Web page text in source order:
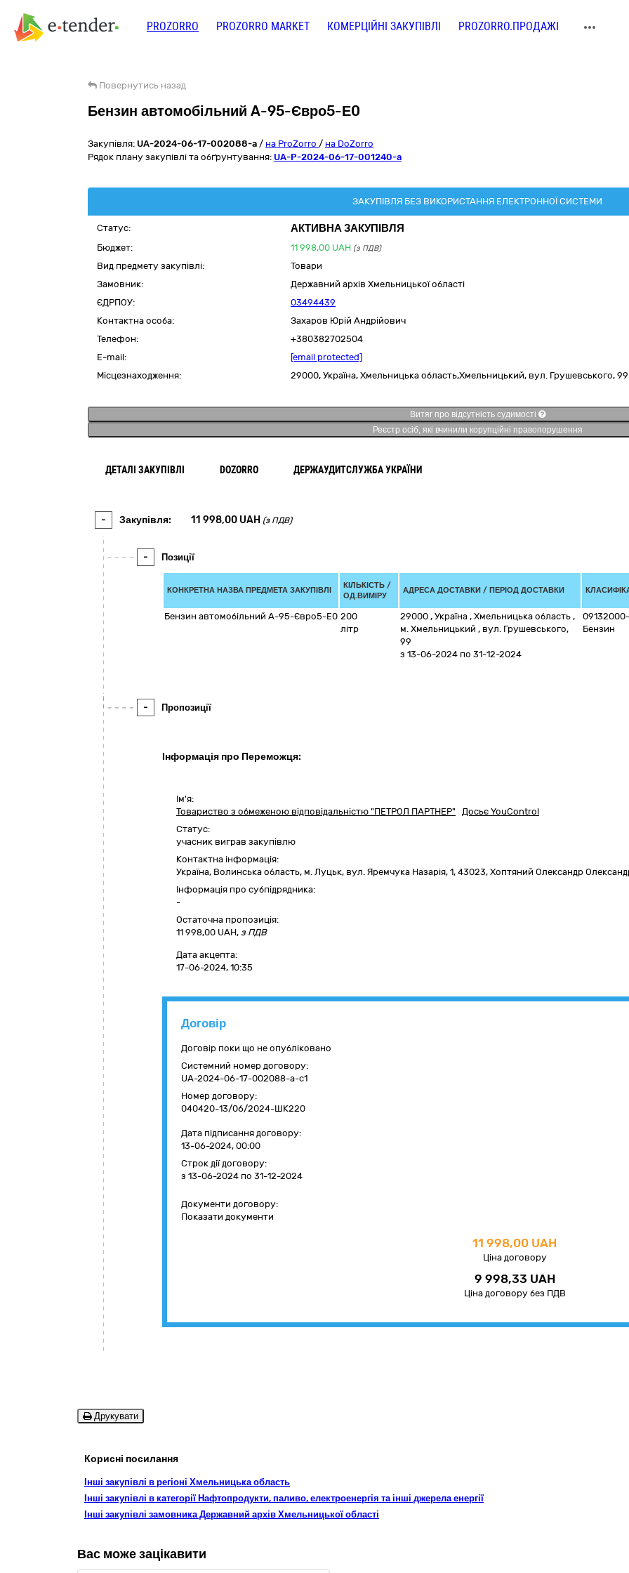
PROZORRO PROZORRO MARKET КОМЕРЦІЙНІ ЗАКУПІВЛІ PROZORRO.ПРОДАЖІ
Повернутись назад
Бензин автомобільний A-95-Євро5-Е0
Закупівля: UA-2024-06-17-002088-a / на ProZorro / на DoZorro
Рядок плану закупівлі та обґрунтування: UA-P-2024-06-17-001240-a
ЗАКУПІВЛЯ БЕЗ ВИКОРИСТАННЯ ЕЛЕКТРОННОЇ СИСТЕМИ
Статус: АКТИВНА ЗАКУПІВЛЯ
Бюджет: 11 998,00 UAH (з ПДВ)
Вид предмету закупівлі:
Товари
Замовник:
Державний архів Хмельницької області
ЄДРПОУ:
03494439
Контактна особа:
Захаров Юрій Андрійович
Телефон:
+380382702504
E-mail:
[email protected]
Місцезнаходження:
29000, Україна, Хмельницька область,Хмельницький, вул. Грушевського, 99
Витяг про відсутність судимості
Реєстр осіб, які вчинили корупційні правопорушення
ДЕТАЛІ ЗАКУПІВЛІ DOZORRO ДЕРЖАУДИТСЛУЖБА УКРАЇНИ
- Закупівля: 11 998,00 UAH (з ПДВ)
- Позиції
КОНКРЕТНА НАЗВА ПРЕДМЕТА ЗАКУПІВЛІ
КІЛЬКІСТЬ /
ОД.ВИМІРУ
АДРЕСА ДОСТАВКИ / ПЕРІОД ДОСТАВКИ
Бензин автомобільний A-95-Євро5-Е0 200
літр
29000 , Україна , Хмельницька область ,
м. Хмельницький , вул. Грушевського,
99
з 13-06-2024 по 31-12-2024
Бензин
- Пропозиції
Інформація про Переможця:
Ім'я:
Товариство з обмеженою відповідальністю "ПЕТРОЛ ПАРТНЕР" Досьє YouControl
Статус:
учасник виграв закупівлю
Контактна інформація:
Україна, Волинська область, м. Луцьк, вул. Яремчука Назарія, 1, 43023, Хоптяний Олександр
Інформація про субпідрядника:
-
Остаточна пропозиція:
11 998,00 UAH, з ПДВ
Дата акцепта:
17-06-2024, 10:35
Договір
Договір поки що не опубліковано
Системний номер договору:
UA-2024-06-17-002088-a-c1
Номер договору:
040420-13/06/2024-ШК220
Дата підписання договору:
13-06-2024, 00:00
Строк дії договору:
з 13-06-2024 по 31-12-2024
Документи договору:
Показати документи
11 998,00 UAH
Ціна договору
9 998,33 UAH
Ціна договору без ПДВ
Друкувати
Корисні посилання
Інші закупівлі в регіоні Хмельницька область
Інші закупівлі в категорії Нафтопродукти, паливо, електроенергія та інші джерела енергії
Інші закупівлі замовника Державний архів Хмельницької області
Вас може зацікавити